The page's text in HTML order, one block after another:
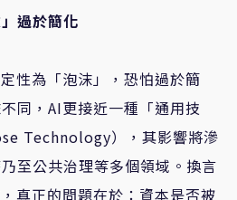
過於簡化
性為「泡沫」，恐怕過於簡
同，AI更接近一種「通用技
Technology），其影響將滲
至公共治理等多個領域。換言
真正的問題在於：資本是否被